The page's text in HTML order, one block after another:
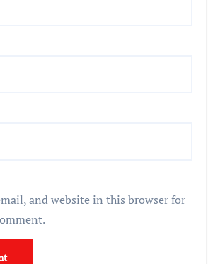
and website in this browser for